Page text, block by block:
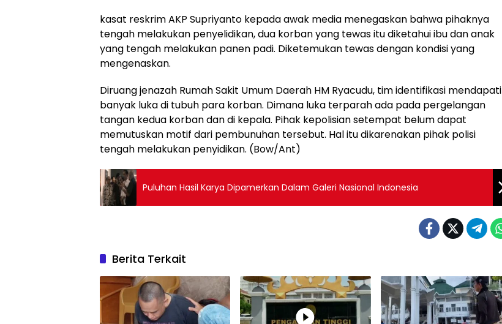
kasat reskrim AKP Supriyanto kepada awak media menegaskan bahwa pihaknya
tengah melakukan penyelidikan, dua korban yang tewas itu diketahui ibu dan anak
yang tengah melakukan panen padi. Diketemukan tewas dengan kondisi yang
mengenaskan.
Diruang jenazah Rumah Sakit Umum Daerah HM Ryacudu, tim identifikasi mendapati
banyak luka di tubuh para korban. Dimana luka terparah ada pada pergelangan
tangan kedua korban dan di kepala. Pihak kepolisian setempat belum dapat
memutuskan motif dari pembunuhan tersebut. Hal itu dikarenakan pihak polisi
tengah melakukan penyidikan. (Bow/Ant)
Puluhan Hasil Karya Dipamerkan Dalam Galeri Nasional Indonesia
Berita Terkait